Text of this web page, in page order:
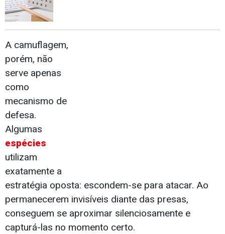
A camuflagem,
porém, não
serve apenas
como
mecanismo de
defesa.
Algumas
espécies
utilizam
exatamente a
estratégia oposta: escondem-se para atacar. Ao
permanecerem invisíveis diante das presas,
conseguem se aproximar silenciosamente e
capturá-las no momento certo.